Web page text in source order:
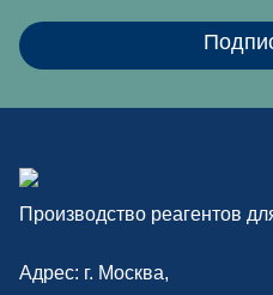
Производство реагентов
Адрес: г. Москва,